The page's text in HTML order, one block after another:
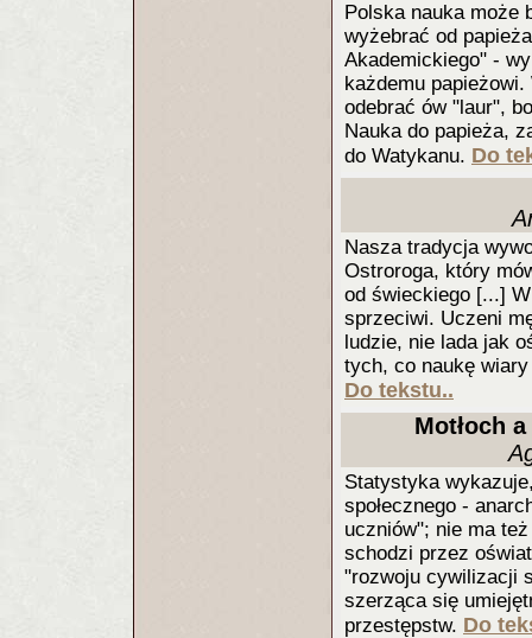
Polska nauka może
wyżebrać od
Akademickiego" -
każdemu
odebrać ów "laur",
Nauka do papieża,
do Watykanu. Do
Nasza tradycja
Ostroroga, który
od świeckiego [...]
sprzeciwi. Uczeni
ludzie, nie lada jak
tych, co naukę
Do tekstu..
Motłoch
Statystyka
społecznego -
uczniów"; nie ma
schodzi przez
"rozwoju cywilizacji
szerząca się
przestępstw. Do